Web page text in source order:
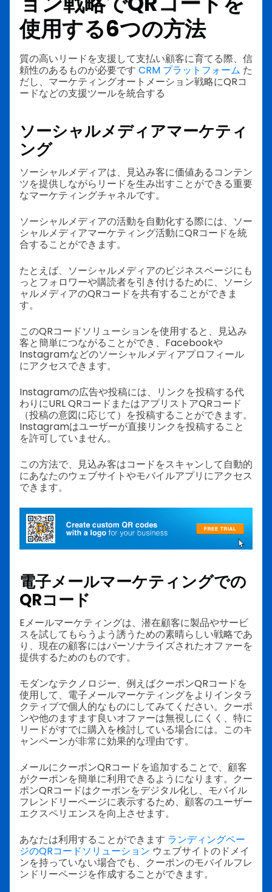
使用する6つの方法
質の高いリードを支援して支払い顧客に育てる際、信
頼性のあるものが必要です CRM プラットフォーム た
だし、マーケティングオートメーション戦略にQRコ
ードなどの支援ツールを統合する
ソーシャルメディアマーケティ
ング
ソーシャルメディアは、見込み客に価値あるコンテン
ツを提供しながらリードを生み出すことができる重要
なマーケティングチャネルです。
ソーシャルメディアの活動を自動化する際には、ソー
シャルメディアマーケティング活動にQRコードを統
合することができます。
たとえば、ソーシャルメディアのビジネスページにも
っとフォロワーや購読者を引き付けるために、ソーシ
ャルメディアのQRコードを共有することができま
す。
このQRコードソリューションを使用すると、見込み
客と簡単につながることができ、Facebookや
Instagramなどのソーシャルメディアプロフィール
にアクセスできます。
Instagramの広告や投稿には、リンクを投稿する代
わりにURL QRコードまたはアプリストアQRコード
（投稿の意図に応じて）を投稿することができます。
Instagramはユーザーが直接リンクを投稿すること
を許可していません。
この方法で、見込み客はコードをスキャンして自動的
にあなたのウェブサイトやモバイルアプリにアクセス
できます。
電子メールマーケティングでの
QRコード
Eメールマーケティングは、潜在顧客に製品やサービ
スを試してもらうよう誘うための素晴らしい戦略であ
り、現在の顧客にはパーソナライズされたオファーを
提供するためのものです。
モダンなテクノロジー、例えばクーポンQRコードを
使用して、電子メールマーケティングをよりインタラ
クティブで個人的なものにしてみてください。クーポ
ンや他のますます良いオファーは無視しにくく、特に
リードがすでに購入を検討している場合には。このキ
ャンペーンが非常に効果的な理由です。
メールにクーポンQRコードを追加することで、顧客
がクーポンを簡単に利用できるようになります。クー
ポンQRコードはクーポンをデジタル化し、モバイル
フレンドリーページに表示するため、顧客のユーザー
エクスペリエンスを向上させます。
あなたは利用することができます ランディングペー
ジのQRコードソリューション ウェブサイトのドメイ
ンを持っていない場合でも、クーポンのモバイルフレ
ンドリーページを作成することができます。